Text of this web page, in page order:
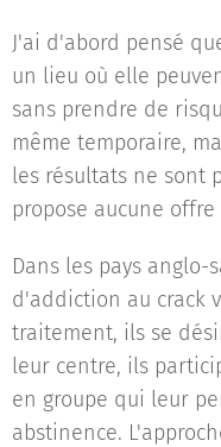
J'ai d'abord pensé
un lieu où elle
sans prendre de
même temporaire,
les résultats ne sont
propose aucune
Dans les pays
d'addiction au crack
traitement, ils se
leur centre, ils
en groupe qui leur
abstinence.